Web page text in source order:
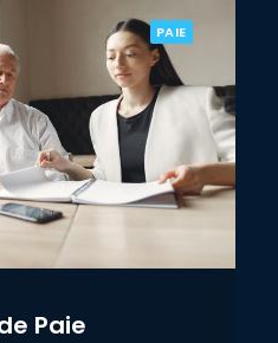
PAIE
Paie